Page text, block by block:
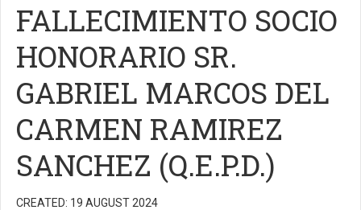
FALLECIMIENTO SOCIO
HONORARIO SR.
GABRIEL MARCOS DEL
CARMEN RAMIREZ
SANCHEZ (Q.E.P.D.)
CREATED: 19 AUGUST 2024